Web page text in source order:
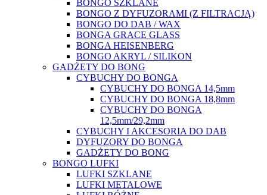
BONGO SZKLANE
BONGO Z DYFUZORAMI (Z FILTRACJĄ)
BONGO DO DAB / WAX
BONGA GRACE GLASS
BONGA HEISENBERG
BONGO AKRYL / SILIKON
GADŻETY DO BONG
CYBUCHY DO BONGA
CYBUCHY DO BONGA 14,5mm
CYBUCHY DO BONGA 18,8mm
CYBUCHY DO BONGA
12,5mm/29,2mm
CYBUCHY I AKCESORIA DO DAB
DYFUZORY DO BONGA
GADŻETY DO BONG
BONGO LUFKI
LUFKI SZKLANE
LUFKI METALOWE